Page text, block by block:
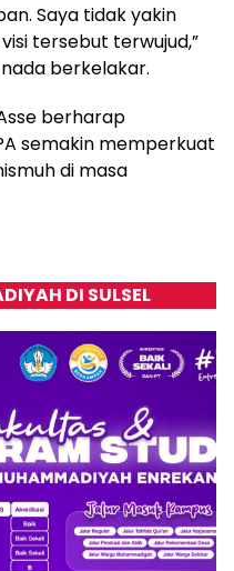
Saya tidak yakin
tersebut terwujud,”
berkelakar.
berharap
semakin memperkuat
di masa
DI SULSEL